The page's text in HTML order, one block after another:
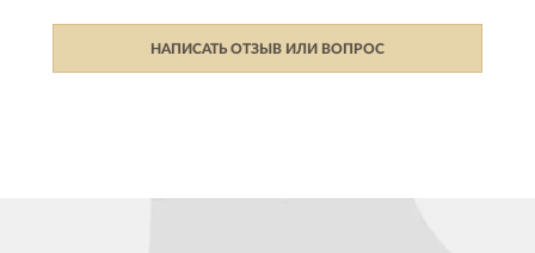
НАПИСАТЬ ОТЗЫВ ИЛИ ВОПРОС